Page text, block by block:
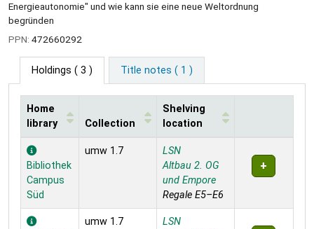
Energieautonomie" und wie kann sie eine neue Weltordnung
begründen
PPN: 472660292
Holdings ( 3 ) Title notes ( 1 )
Holdings
Home
library
Collection
Shelving
location
Bibliothek
Campus
Süd
umw 1.7
LSN
Altbau 2. OG
und Empore
Regale E5–E6
umw 1.7
LSN